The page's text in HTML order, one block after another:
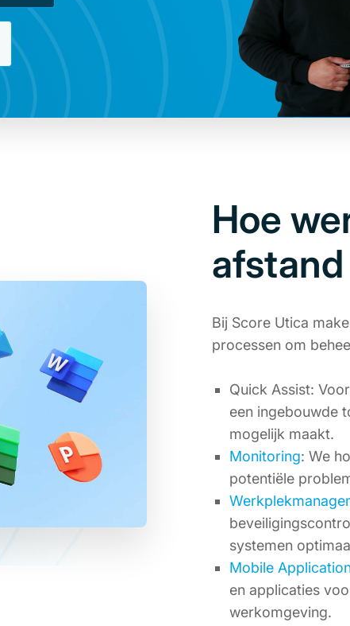
Hoe
Bij Score Utica
processen om
Quick Assist:
een ingebouwde
mogelijk maakt.
Monitoring: We
potentiële
systemen
Mobile
en applicaties
werkomgeving.